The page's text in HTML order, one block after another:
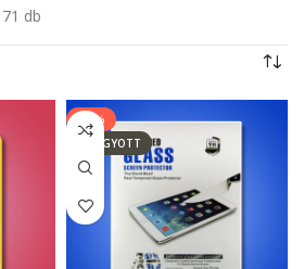
db
-14%
ELFOGYOTT